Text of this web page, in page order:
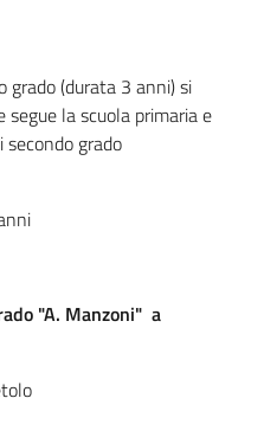
grado (durata 3 anni) si
la scuola primaria e
secondo grado
"A. Manzoni" a